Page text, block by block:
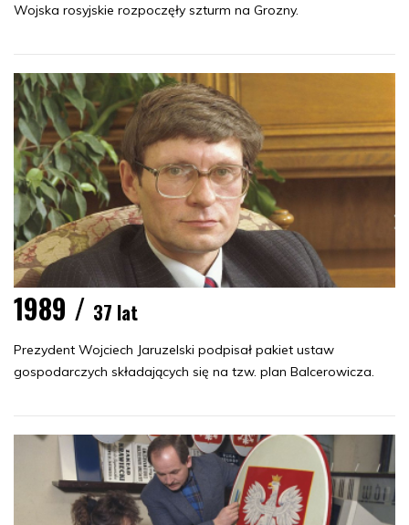
Wojska rosyjskie rozpoczęły szturm na Grozny.
1989 / 37 lat
Prezydent Wojciech Jaruzelski podpisał pakiet ustaw
gospodarczych składających się na tzw. plan Balcerowicza.